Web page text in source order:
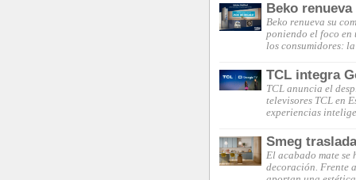
Beko
Beko renueva su
poniendo el foco en
los consumidores:
TCL integra
TCL anuncia el
televisores TCL en
experiencias
Smeg
El acabado mate
decoración. Frente